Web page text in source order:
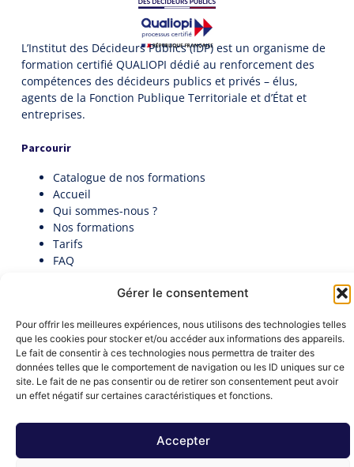
Gérer le consentement
Pour offrir les meilleures expériences, nous utilisons des technologies telles
que les cookies pour stocker et/ou accéder aux informations des appareils.
Le fait de consentir à ces technologies nous permettra de traiter des
données telles que le comportement de navigation ou les ID uniques sur ce
site. Le fait de ne pas consentir ou de retirer son consentement peut avoir
un effet négatif sur certaines caractéristiques et fonctions.
Accepter
L’Institut des Décideurs Publics (IDP) est un organisme de
formation certifié QUALIOPI dédié au renforcement des
compétences des décideurs publics et privés – élus,
agents de la Fonction Publique Territoriale et d’État et
entreprises.
Parcourir
Catalogue de nos formations
Accueil
Qui sommes-nous ?
Nos formations
Tarifs
FAQ
Candidatez au premier Palmarès des Directeurs
Généraux en collectivité​
Documentation
Nous contacter
contact@institut-decideurs-publics.fr
1 RUE DU CENTRE 93160 NOISY-LE-GRAND
Formulaire de contact